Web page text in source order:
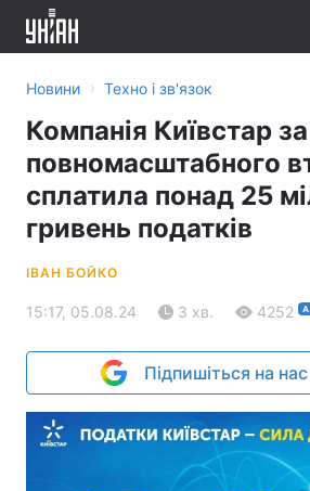
Новини › Техно і зв'язок
Компанія Київстар
повномасштабного
сплатила понад 25
гривень податків
ІВАН БОЙКО
15:17, 05.08.24 3 хв. 4252
Підпишіться на